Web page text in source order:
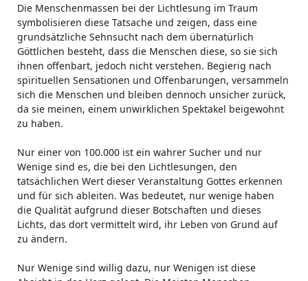
Die Menschenmassen bei der Lichtlesung im Traum
symbolisieren diese Tatsache und zeigen, dass eine
grundsätzliche Sehnsucht nach dem übernatürlich
Göttlichen besteht, dass die Menschen diese, so sie sich
ihnen offenbart, jedoch nicht verstehen. Begierig nach
spirituellen Sensationen und Offenbarungen, versammeln
sich die Menschen und bleiben dennoch unsicher zurück,
da sie meinen, einem unwirklichen Spektakel beigewohnt
zu haben.
Nur einer von 100.000 ist ein wahrer Sucher und nur
Wenige sind es, die bei den Lichtlesungen, den
tatsächlichen Wert dieser Veranstaltung Gottes erkennen
und für sich ableiten. Was bedeutet, nur wenige haben
die Qualität aufgrund dieser Botschaften und dieses
Lichts, das dort vermittelt wird, ihr Leben von Grund auf
zu ändern.
Nur Wenige sind willig dazu, nur Wenigen ist diese